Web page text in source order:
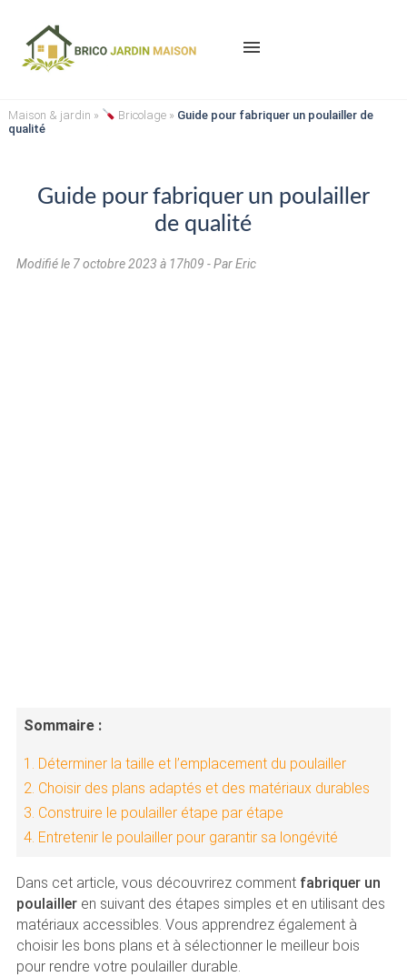
menu
Maison & jardin » Bricolage» Guide pour fabriquer un poulailler de
qualité
Guide pour fabriquer un poulailler
de qualité
Modifié le 7 octobre 2023 à 17h09 - Par Eric
Sommaire :
1. Déterminer la taille et l’emplacement du poulailler
2. Choisir des plans adaptés et des matériaux durables
3. Construire le poulailler étape par étape
4. Entretenir le poulailler pour garantir sa longévité
Dans cet article, vous découvrirez comment fabriquer un
poulailleren suivant des étapes simples et en utilisant des
matériaux accessibles. Vous apprendrez également à
choisir les bons plans et à sélectionner le meilleur bois
pour rendre votre poulailler durable.